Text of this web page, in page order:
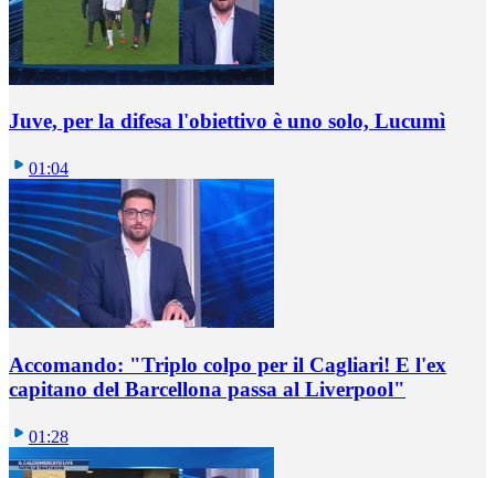
Juve, per la difesa l'obiettivo è uno solo, Lucumì
01:04
Accomando: "Triplo colpo per il Cagliari! E l'ex
capitano del Barcellona passa al Liverpool"
01:28